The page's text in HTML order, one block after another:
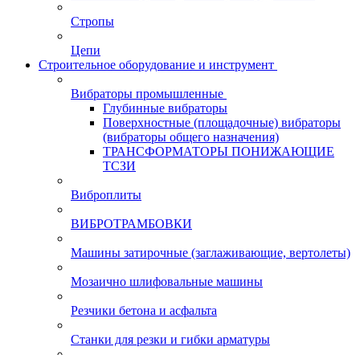
Стропы
Цепи
Строительное оборудование и инструмент
Вибраторы промышленные
Глубинные вибраторы
Поверхностные (площадочные) вибраторы
(вибраторы общего назначения)
ТРАНСФОРМАТОРЫ ПОНИЖАЮЩИЕ
ТСЗИ
Виброплиты
ВИБРОТРАМБОВКИ
Машины затирочные (заглаживающие, вертолеты)
Мозаично шлифовальные машины
Резчики бетона и асфальта
Станки для резки и гибки арматуры